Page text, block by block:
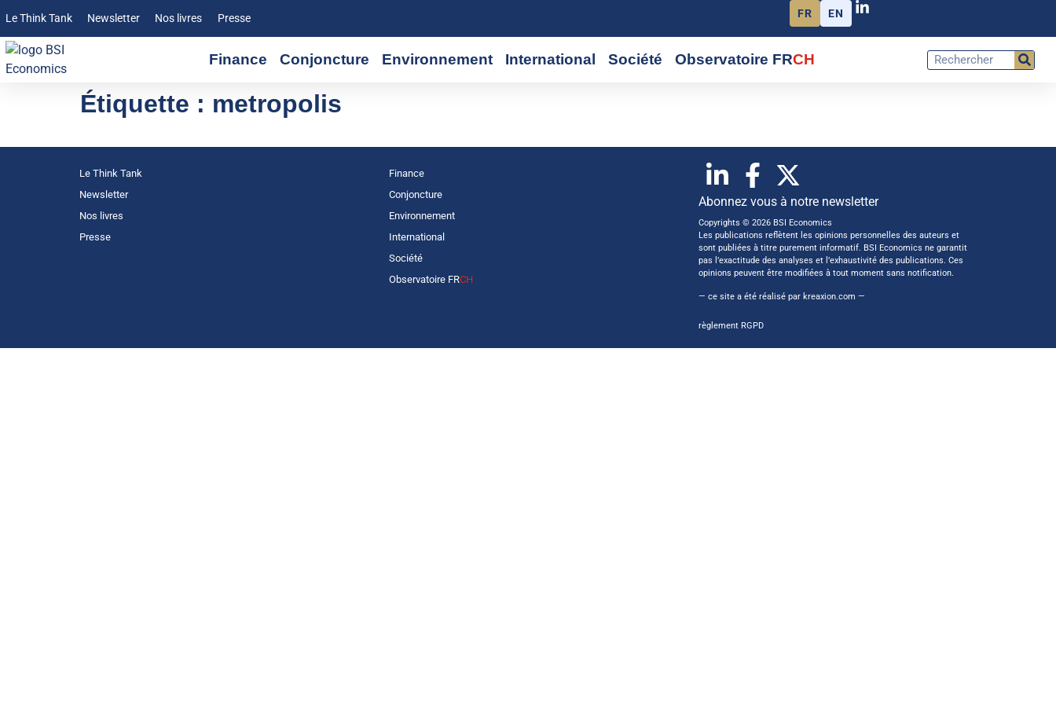
Le Think Tank Newsletter Nos livres Presse FR EN
Finance Conjoncture Environnement International Société Observatoire FRCH
Étiquette : metropolis
Le Think Tank
Newsletter
Nos livres
Presse
Finance
Conjoncture
Environnement
International
Société
Observatoire FRCH
Abonnez vous à notre newsletter
Copyrights © 2026 BSI Economics
Les publications reflètent les opinions personnelles des auteurs et
sont publiées à titre purement informatif. BSI Economics ne garantit
pas l’exactitude des analyses et l’exhaustivité des publications. Ces
opinions peuvent être modifiées à tout moment sans notification.
— ce site a été réalisé par kreaxion.com —
règlement RGPD